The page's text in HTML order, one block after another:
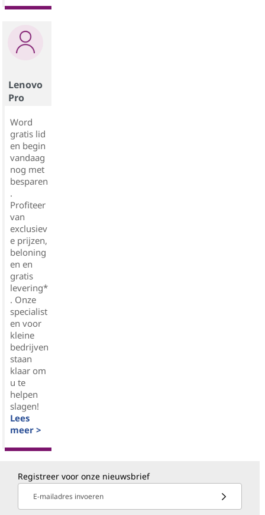
Lenovo
Pro
Word
gratis lid
en begin
vandaag
nog met
besparen
.
Profiteer
van
exclusiev
e prijzen,
beloning
en en
gratis
levering*
. Onze
specialist
en voor
kleine
bedrijven
staan
klaar om
u te
helpen
slagen!
Lees
meer >
Registreer voor onze nieuwsbrief
E-mailadres invoeren